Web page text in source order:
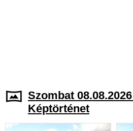
Szombat
Képtörténet